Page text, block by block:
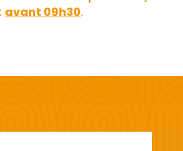
avant 09h30.